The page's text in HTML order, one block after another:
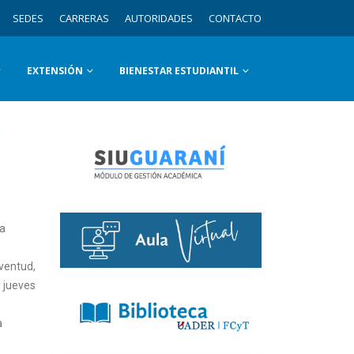
SEDES CARRERAS AUTORIDADES CONTACTO
EXTENSIÓN BIENESTAR ESTUDIANTIL
jueves